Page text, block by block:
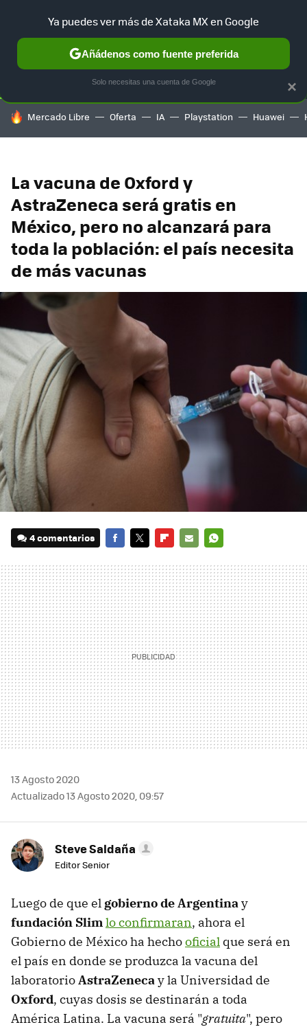
SELECCIÓN GAMING HOME AUTO TERRITORIO
HOY SE HABLA DE
Mercado Libre Oferta IA Playstation Huawei
La vacuna de Oxford y
AstraZeneca será gratis en
México, pero no alcanzará para
toda la población: el país necesita
de más vacunas
4 comentarios
MAIL
13 Agosto 2020
Actualizado 13 Agosto 2020, 09:57
Steve Saldaña
Editor Senior
Luego de que el gobierno de Argentina y
fundación Slim lo confirmaran, ahora el
Gobierno de México ha hechooficial que será en
el país en donde se produzca la vacuna del
laboratorio AstraZeneca y la Universidad de
Oxford, cuyas dosis se destinarán a toda
América Latina. La vacuna será "gratuita", pero
×
Ya puedes ver más de Xataka MX en Google
Añádenos como fuente preferida
Solo necesitas una cuenta de Google